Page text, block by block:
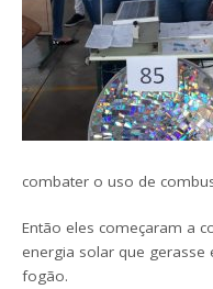
combater o uso de
Então eles começaram a
energia solar que
fogão.